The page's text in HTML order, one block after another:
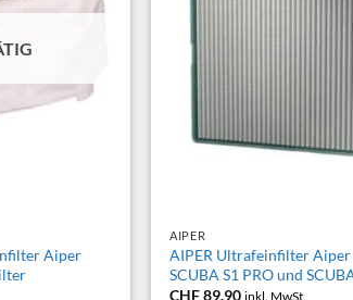
Aiper
AIPER
AIPER Ultrafeinfilter
SCUBA S1 PRO und
CHF89.90 inkl. MwSt.